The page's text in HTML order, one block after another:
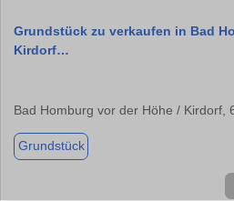
Grundstück zu verkaufen in Bad
Kirdorf…
Bad Homburg vor der Höhe / Kirdorf,
Grundstück